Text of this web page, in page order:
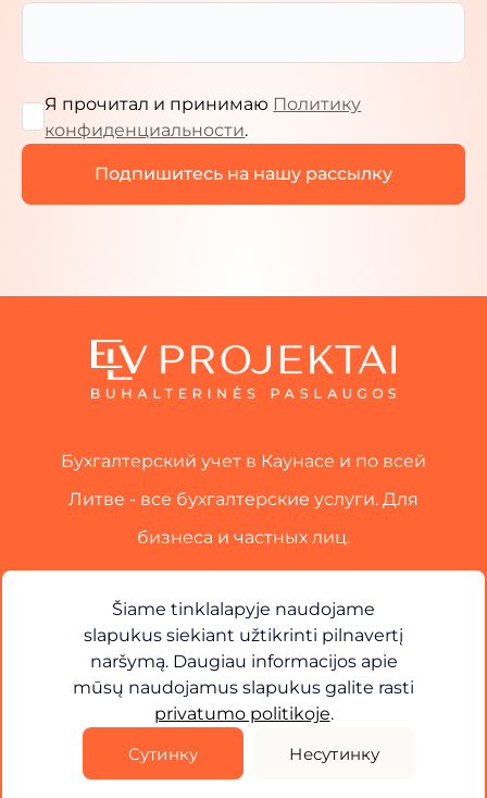
Я прочитал и принимаю Политику
конфиденциальности.
Бухгалтерский учет в Каунасе и по всей
Литве - все бухгалтерские услуги. Для
бизнеса и частных лиц.
Связаться с
Политика конфиденциальности
ELV Projects. Все права защищены.
Решение -
Sveiki! Kuo galiu jums padėti?
Šiame tinklalapyje naudojame
slapukus siekiant užtikrinti pilnavertį
naršymą. Daugiau informacijos apie
mūsų naudojamus slapukus galite rasti
privatumo politikoje.
Сутинку
Несутинку